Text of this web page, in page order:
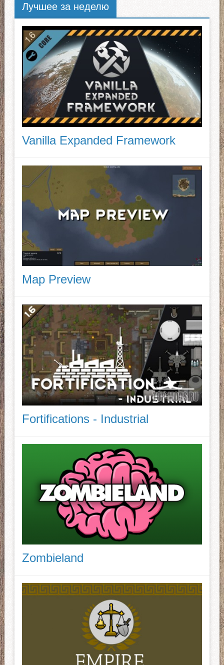
Лучшее за неделю
Vanilla Expanded Framework
Map Preview
Fortifications - Industrial
Zombieland